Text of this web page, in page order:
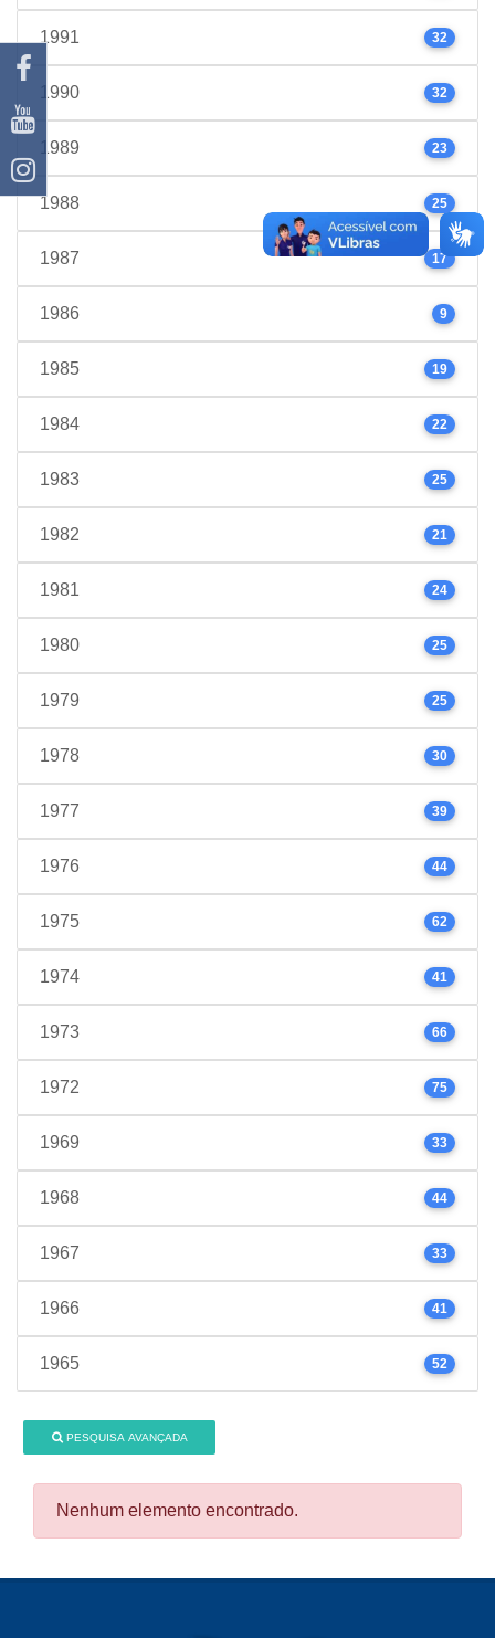
1991 32
1990 32
1989 23
1988 25
1987 17
1986 9
1985 19
1984 22
1983 25
1982 21
1981 24
1980 25
1979 25
1978 30
1977 39
1976 44
1975 62
1974 41
1973 66
1972 75
1969 33
1968 44
1967 33
1966 41
1965 52
PESQUISA AVANÇADA
Nenhum elemento encontrado.